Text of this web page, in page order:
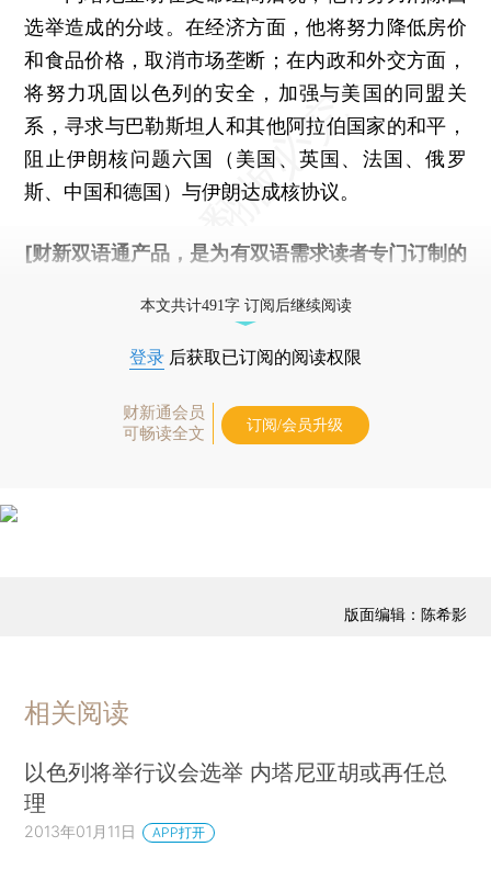
选举造成的分歧。在经济方面，他将努力降低房价
和食品价格，取消市场垄断；在内政和外交方面，
将努力巩固以色列的安全，加强与美国的同盟关
系，寻求与巴勒斯坦人和其他阿拉伯国家的和平，
阻止伊朗核问题六国（美国、英国、法国、俄罗
斯、中国和德国）与伊朗达成核协议。
[财新双语通产品，是为有双语需求读者专门订制的
本文共计491字 订阅后继续阅读
登录 后获取已订阅的阅读权限
财新通会员
可畅读全文
订阅/会员升级
版面编辑：陈希影
相关阅读
以色列将举行议会选举 内塔尼亚胡或再任总
理
2013年01月11日 APP打开